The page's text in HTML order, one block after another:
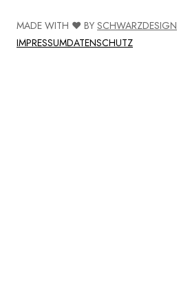
MADE WITH ♥ BY SCHWARZDESIGN
IMPRESSUMDATENSCHUTZ